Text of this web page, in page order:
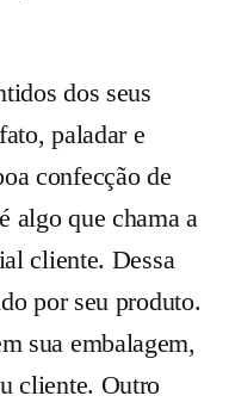
dos seus
paladar e
confecção de
algo que chama a
cliente. Dessa
por seu produto.
sua embalagem,
cliente. Outro